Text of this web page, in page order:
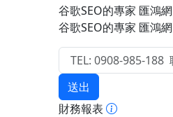
谷歌SEO的專家 匯鴻網
谷歌SEO的專家 匯鴻網
送出
財務報表